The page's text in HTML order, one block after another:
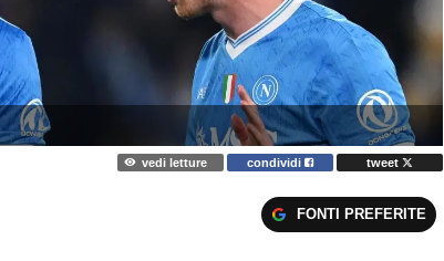
vedi letture condividi tweet
FONTI PREFERITE